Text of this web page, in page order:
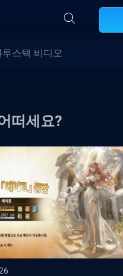
루스택 비디오
떠세요?